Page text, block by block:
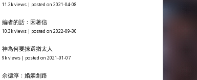
11.2k views posted on 2021-04-08
編者的話：因著信
10.3k views posted on 2022-09-30
神為何要揀選猶太人
9k views posted on 2021-01-07
余德淳：婚姻創路